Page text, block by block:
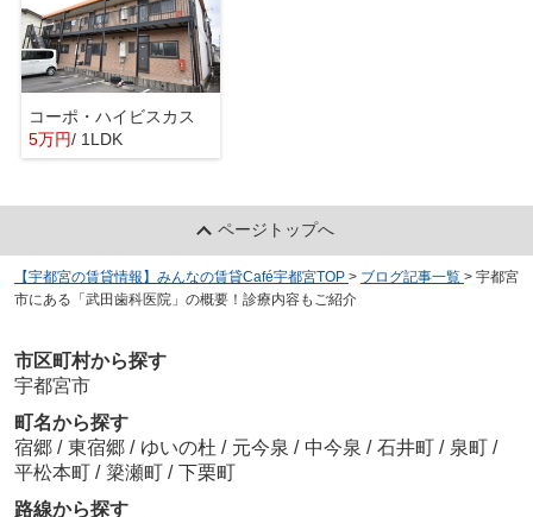
コーポ・ハイビスカス
5万円/ 1LDK
ページトップへ
【宇都宮の賃貸情報】みんなの賃貸Café宇都宮TOP > ブログ記事一覧 > 宇都宮
市にある「武田歯科医院」の概要！診療内容もご紹介
市区町村から探す
宇都宮市
町名から探す
宿郷 / 東宿郷 / ゆいの杜 / 元今泉 / 中今泉 / 石井町 / 泉町 /
平松本町 / 簗瀬町 / 下栗町
路線から探す